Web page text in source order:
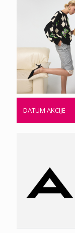
DATUM AKCIJE